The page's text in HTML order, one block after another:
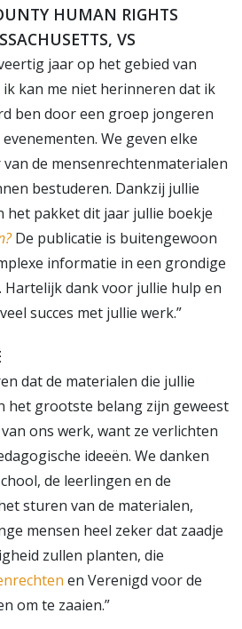
HUMAN RIGHTS
VS
jaar op het gebied van
kan me niet herinneren dat ik
ben door een groep jongeren
We geven elke
de mensenrechtenmaterialen
bestuderen. Dankzij jullie
het pakket dit jaar jullie boekje
De publicatie is buitengewoon
informatie in een grondige
dank voor jullie hulp en
succes met jullie werk.”
dat de materialen die jullie
het grootste belang zijn geweest
ons werk, want ze verlichten
ideeën. We danken
de leerlingen en de
sturen van de materialen,
mensen heel zeker dat zaadje
zullen planten, die
en Verenigd voor de
om te zaaien.”